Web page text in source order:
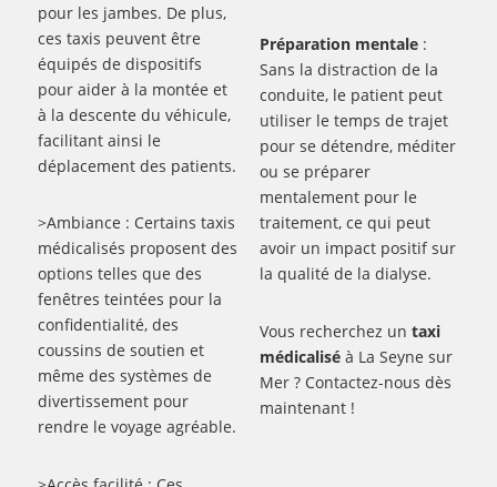
pour les jambes. De plus,
ces taxis peuvent être
équipés de dispositifs
pour aider à la montée et
à la descente du véhicule,
facilitant ainsi le
déplacement des patients.
>Ambiance : Certains taxis
médicalisés proposent des
options telles que des
fenêtres teintées pour la
confidentialité, des
coussins de soutien et
même des systèmes de
divertissement pour
rendre le voyage agréable.
Préparation mentale:
Sans la distraction de la
conduite, le patient peut
utiliser le temps de trajet
pour se détendre, méditer
ou se préparer
mentalement pour le
traitement, ce qui peut
avoir un impact positif sur
la qualité de la dialyse.
Vous recherchez un taxi
médicaliséà La Seyne sur
Mer ? Contactez-nous dès
maintenant !